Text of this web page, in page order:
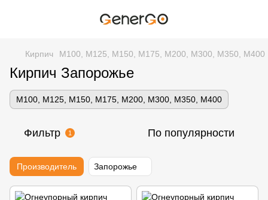
Кирпич М100, М125, М150, М175, М200, М300, М350, М400
Кирпич Запорожье
М100, М125, М150, М175, М200, М300, М350, М400
Фильтр 1 По популярности
Производитель Запорожье